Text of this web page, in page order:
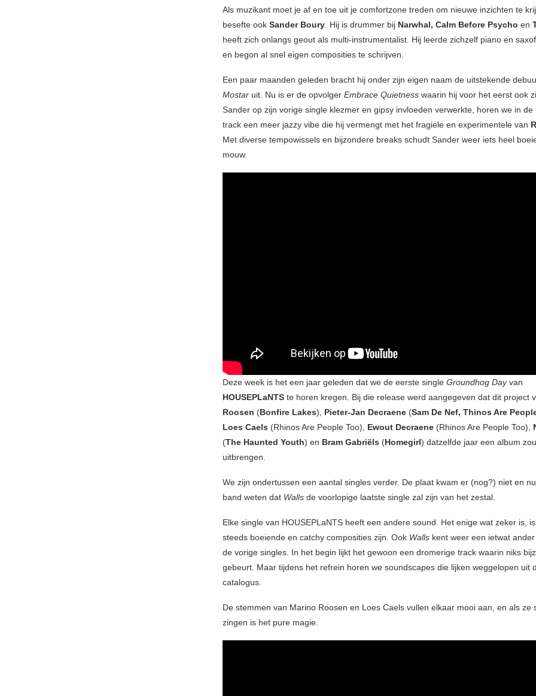
Als muzikant moet je af en toe uit je comfortzone treden om nieuwe inzichten te
besefte ook Sander Boury. Hij is drummer bij Narwhal, Calm Before Psycho en
heeft zich onlangs geout als multi-instrumentalist. Hij leerde zichzelf piano en
en begon al snel eigen composities te schrijven.
Een paar maanden geleden bracht hij onder zijn eigen naam de uitstekende
Mostar uit. Nu is er de opvolger Embrace Quietness waarin hij voor het eerst ook
Sander op zijn vorige single klezmer en gipsy invloeden verwerkte, horen we in de
track een meer jazzy vibe die hij vermengt met het fragiele en experimentele van
Met diverse tempowissels en bijzondere breaks schudt Sander weer iets heel
mouw.
Deze week is het een jaar geleden dat we de eerste single Groundhog Dayvan
HOUSEPLaNTS te horen kregen. Bij die release werd aangegeven dat dit project
Roosen (Bonfire Lakes), Pieter-Jan Decraene (Sam De Nef, Thinos Are
Loes Caels (Rhinos Are People Too), Ewout Decraene (Rhinos Are People Too),
(The Haunted Youth) en Bram Gabriëls (Homegirl) datzelfde jaar een album
uitbrengen.
We zijn ondertussen een aantal singles verder. De plaat kwam er (nog?) niet en
band weten dat Walls de voorlopige laatste single zal zijn van het zestal.
Elke single van HOUSEPLaNTS heeft een andere sound. Het enige wat zeker is,
steeds boeiende en catchy composities zijn. Ook Walls kent weer een ietwat
de vorige singles. In het begin lijkt het gewoon een dromerige track waarin niks
gebeurt. Maar tijdens het refrein horen we soundscapes die lijken weggelopen uit
catalogus.
De stemmen van Marino Roosen en Loes Caels vullen elkaar mooi aan, en als ze
zingen is het pure magie.